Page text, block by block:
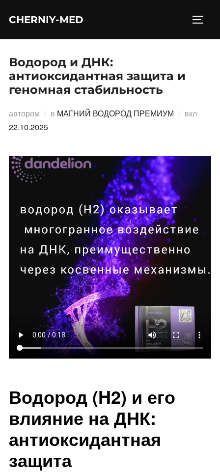
CHERNIY-MED
Водород и ДНК:
антиоксидантная защита и
геномная стабильность
автором в МАГНИЙ ВОДОРОД ПРЕМИУМ вкл
22.10.2025
Водород (H2) и его
влияние на ДНК:
антиоксидантная
защита